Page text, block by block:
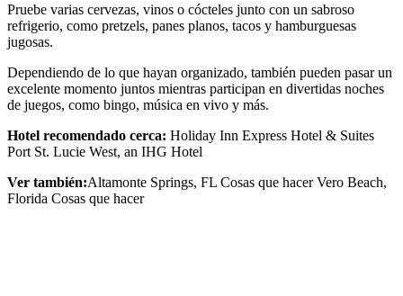
Pruebe varias cervezas, vinos o cócteles junto con un sabroso
refrigerio, como pretzels, panes planos, tacos y hamburguesas
jugosas.
Dependiendo de lo que hayan organizado, también pueden pasar un
excelente momento juntos mientras participan en divertidas noches
de juegos, como bingo, música en vivo y más.
Hotel recomendado cerca: Holiday Inn Express Hotel & Suites
Port St. Lucie West, an IHG Hotel
Ver también:Altamonte Springs, FL Cosas que hacer Vero Beach,
Florida Cosas que hacer